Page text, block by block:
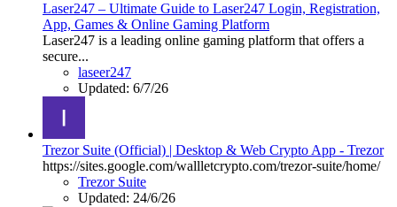
Laser247 – Ultimate Guide to Laser247 Login, Registration,
App, Games & Online Gaming Platform
Laser247 is a leading online gaming platform that offers a
secure...
laseer247
Updated: 6/7/26
Trezor Suite (Official) | Desktop & Web Crypto App - Trezor
https://sites.google.com/wallletcrypto.com/trezor-suite/home/
Trezor Suite
Updated: 24/6/26